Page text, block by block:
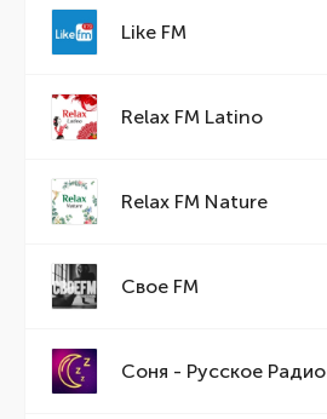
Like FM
Relax FM Latino
Relax FM Nature
Свое FM
Соня - Русское Радио